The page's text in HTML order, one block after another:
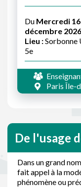
Du Mercredi
décembre 2026
Lieu :Sorbonne
5e
Paris Île-
De l'usage
Dans un grand
fait appel à la
phénomène ou